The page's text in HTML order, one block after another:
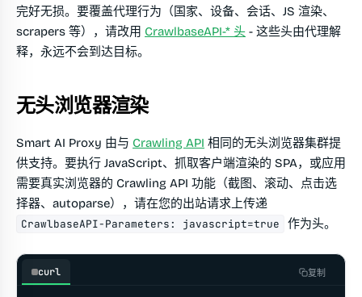
完好无损。要覆盖代理行为（国家、设备、会话、JS 渲染、
scrapers 等），请改用 CrawlbaseAPI-* 头 - 这些头由代理解
释，永远不会到达目标。
无头浏览器渲染
Smart AI Proxy 由与 Crawling API 相同的无头浏览器集群提
供支持。要执行 JavaScript、抓取客户端渲染的 SPA，或应用
需要真实浏览器的 Crawling API 功能（截图、滚动、点击选
择器、autoparse），请在您的出站请求上传递
CrawlbaseAPI-Parameters: javascript=true 作为头。
curl 复制